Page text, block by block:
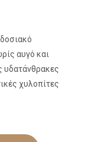
αυγό και
υδατάνθρακες
χυλοπίτες